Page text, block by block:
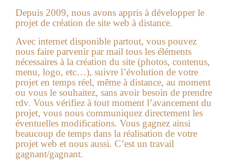
Depuis 2009, nous avons appris à développer le
projet de création de site web à distance.
Avec internet disponible partout, vous pouvez
nous faire parvenir par mail tous les éléments
nécessaires à la création du site (photos, contenus,
menu, logo, etc…), suivre l’évolution de votre
projet en temps réel, même à distance, au moment
ou vous le souhaitez, sans avoir besoin de prendre
rdv. Vous vérifiez à tout moment l’avancement du
projet, vous nous communiquez directement les
éventuelles modifications. Vous gagnez ainsi
beaucoup de temps dans la réalisation de votre
projet web et nous aussi. C’est un travail
gagnant/gagnant.